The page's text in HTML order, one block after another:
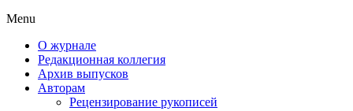
Menu
О журнале
Редакционная коллегия
Архив выпусков
Авторам
Рецензирование рукописей